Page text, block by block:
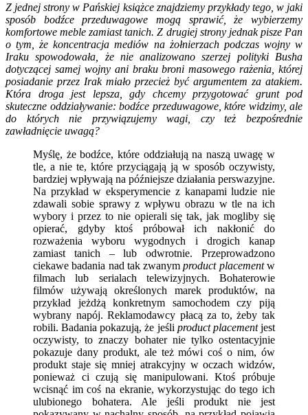
Z jednej strony w Pańskiej książce znajdziemy przykłady tego, w jaki
sposób bodźce przeduwagowe mogą sprawić, że wybierzemy
komfortowe meble zamiast tanich. Z drugiej strony jednak pisze Pan
o tym, że koncentracja mediów na żołnierzach podczas wojny w
Iraku spowodowała, że nie analizowano szerzej polityki Busha
dotyczącej samej wojny ani braku broni masowego rażenia, której
posiadanie przez Irak miało przecież być argumentem za atakiem.
Która droga jest lepsza, gdy chcemy przygotować grunt pod
skuteczne oddziaływanie: bodźce przeduwagowe, które widzimy, ale
do których nie przywiązujemy wagi, czy też bezpośrednie
zawładnięcie uwagą?
Myślę, że bodźce, które oddziałują na naszą uwagę w
tle, a nie te, które przyciągają ją w sposób oczywisty,
bardziej wpływają na późniejsze działania perswazyjne.
Na przykład w eksperymencie z kanapami ludzie nie
zdawali sobie sprawy z wpływu obrazu w tle na ich
wybory i przez to nie opierali się tak, jak mogliby się
opierać, gdyby ktoś próbował ich nakłonić do
rozważenia wyboru wygodnych i drogich kanap
zamiast tanich – lub odwrotnie. Przeprowadzono
ciekawe badania nad tak zwanymproduct placementw
filmach lub serialach telewizyjnych. Bohaterowie
filmów używają określonych marek produktów, na
przykład jeżdżą konkretnym samochodem czy piją
wybrany napój. Reklamodawcy płacą za to, żeby tak
robili. Badania pokazują, że jeśli product placementjest
oczywisty, to znaczy bohater nie tylko ostentacyjnie
pokazuje dany produkt, ale też mówi coś o nim, ów
produkt staje się mniej atrakcyjny w oczach widzów,
ponieważ ci czują się manipulowani. Ktoś próbuje
wcisnąć im coś na ekranie, wykorzystując do tego ich
ulubionego bohatera. Ale jeśli produkt nie jest